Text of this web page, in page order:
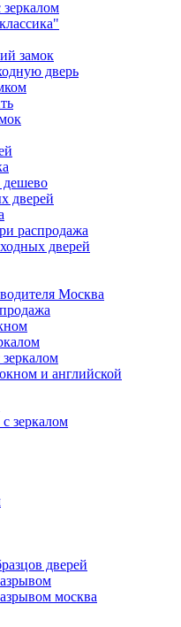
замок
дверь
дешево
дверей
распродажа
дверей
Москва
и английской
зеркалом
дверей
москва